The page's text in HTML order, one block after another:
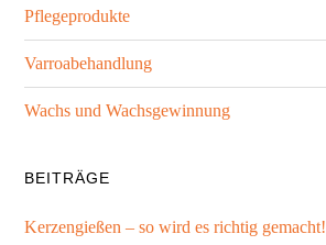
Pflegeprodukte
Varroabehandlung
Wachs und Wachsgewinnung
BEITRÄGE
Kerzengießen – so wird es richtig gemacht!